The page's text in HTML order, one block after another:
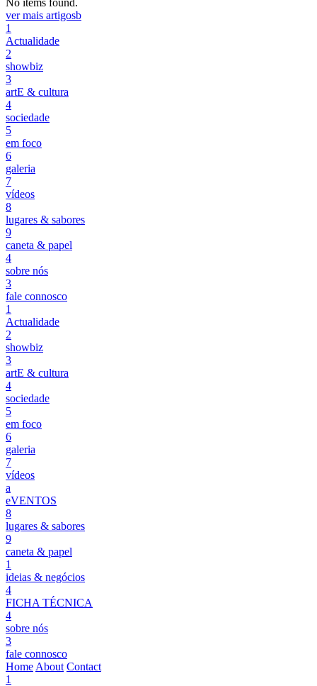
No items found.
ver mais artigosb
1
Actualidade
2
showbiz
3
artE & cultura
4
sociedade
5
em foco
6
galeria
7
vídeos
8
lugares & sabores
9
caneta & papel
4
sobre nós
3
fale connosco
1
Actualidade
2
showbiz
3
artE & cultura
4
sociedade
5
em foco
6
galeria
7
vídeos
a
eVENTOS
8
lugares & sabores
9
caneta & papel
1
ideias & negócios
4
FICHA TÉCNICA
4
sobre nós
3
fale connosco
Home About Contact
1